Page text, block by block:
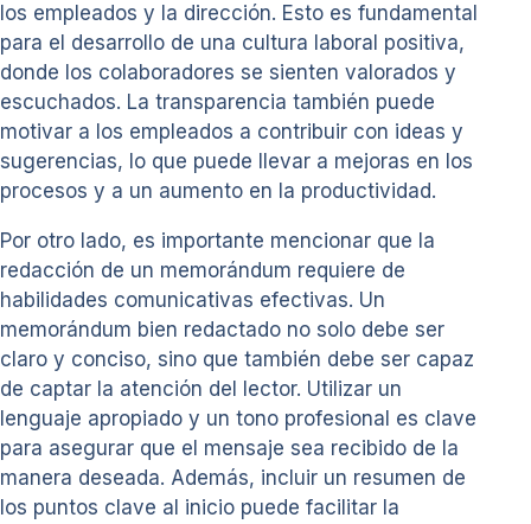
los empleados y la dirección. Esto es fundamental
para el desarrollo de una cultura laboral positiva,
donde los colaboradores se sienten valorados y
escuchados. La transparencia también puede
motivar a los empleados a contribuir con ideas y
sugerencias, lo que puede llevar a mejoras en los
procesos y a un aumento en la productividad.
Por otro lado, es importante mencionar que la
redacción de un memorándum requiere de
habilidades comunicativas efectivas. Un
memorándum bien redactado no solo debe ser
claro y conciso, sino que también debe ser capaz
de captar la atención del lector. Utilizar un
lenguaje apropiado y un tono profesional es clave
para asegurar que el mensaje sea recibido de la
manera deseada. Además, incluir un resumen de
los puntos clave al inicio puede facilitar la